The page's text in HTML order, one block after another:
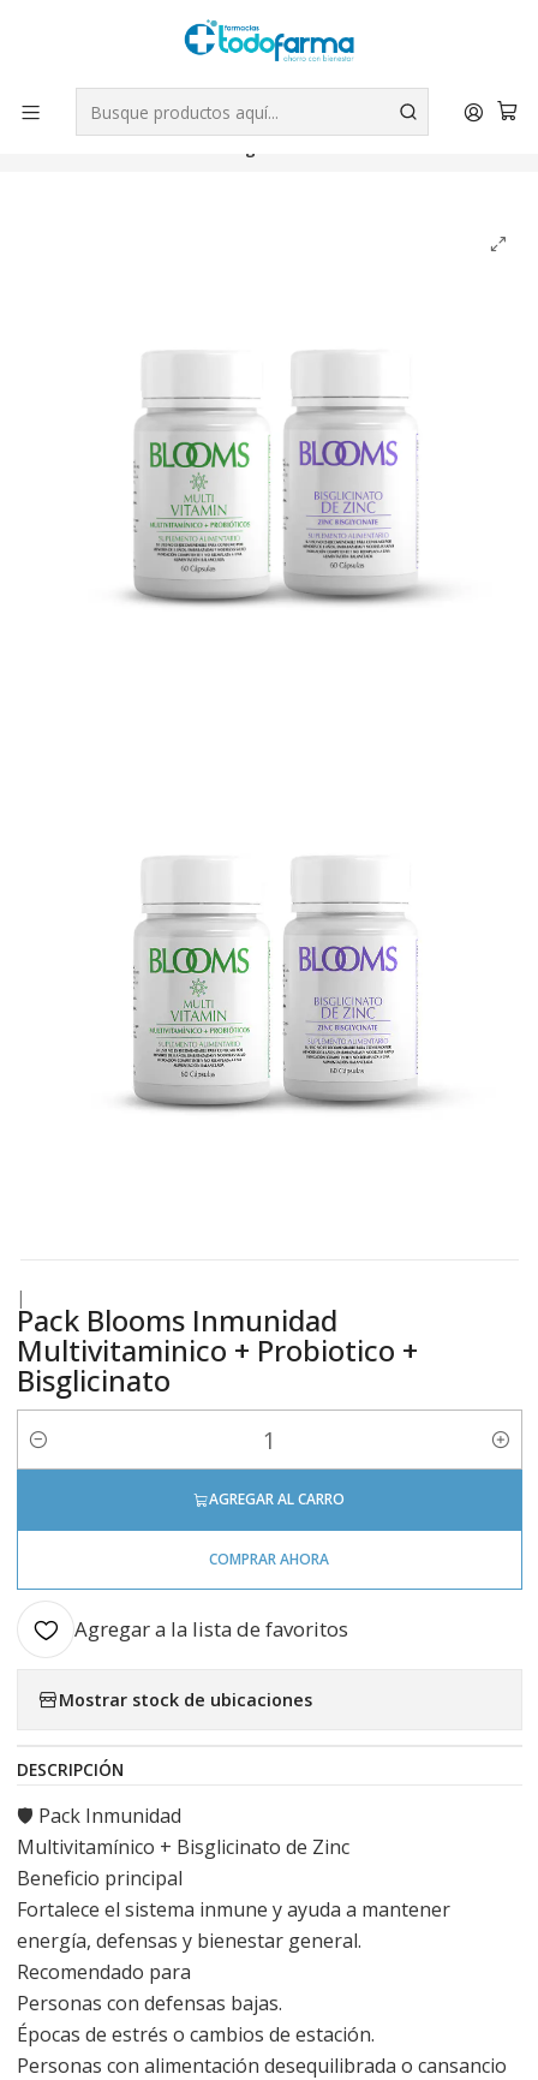
Tus compras tienen envío GRATIS por Rappi - Atención exclusiva
para Chile | WhatsApp +56
Leer más
Inicio Suplementos
Pack Blooms Inmunidad Multivitaminico + Probiotico +
|
Pack Blooms Inmunidad
Multivitaminico + Probiotico +
Bisglicinato
Cantidad
AGREGAR AL CARRO
COMPRAR AHORA
Agregar a la lista de favoritos
Mostrar stock de ubicaciones
DESCRIPCIÓN
🛡️ Pack Inmunidad
Multivitamínico + Bisglicinato de Zinc
Beneficio principal
Fortalece el sistema inmune y ayuda a mantener
energía, defensas y bienestar general.
Recomendado para
Personas con defensas bajas.
Épocas de estrés o cambios de estación.
Personas con alimentación desequilibrada o cansancio